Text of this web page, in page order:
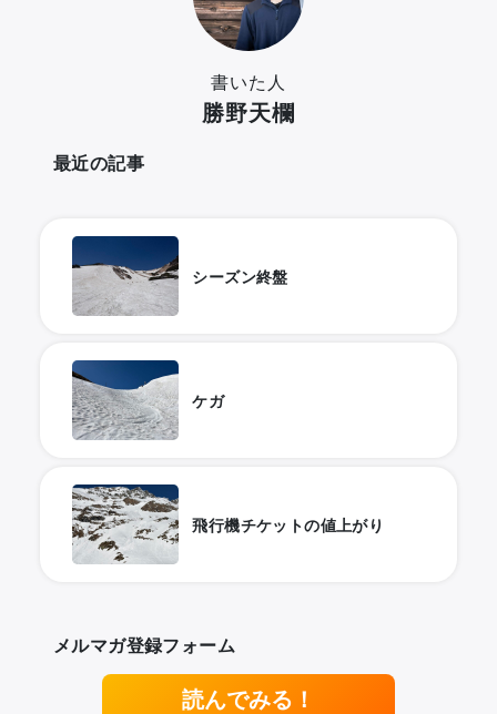
書いた人
勝野天欄
最近の記事
シーズン終盤
ケガ
飛行機チケットの値上がり
メルマガ登録フォーム
読んでみる！